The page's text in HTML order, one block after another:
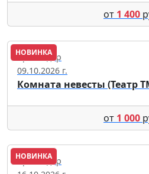
от 1 400
НОВИНКА
Краснодар
09.10.2026 г.
Комната невесты (Театр
от 1 000
НОВИНКА
Краснодар